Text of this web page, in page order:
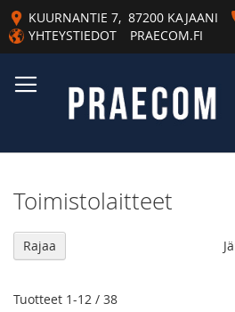
Skip
to
Content
KUURNANTIE 7, 87200 KAJAANI
YHTEYSTIEDOT
PRAECOM.FI
Toimistolaitteet
Tuotteet 1-12 / 38
Rajaa